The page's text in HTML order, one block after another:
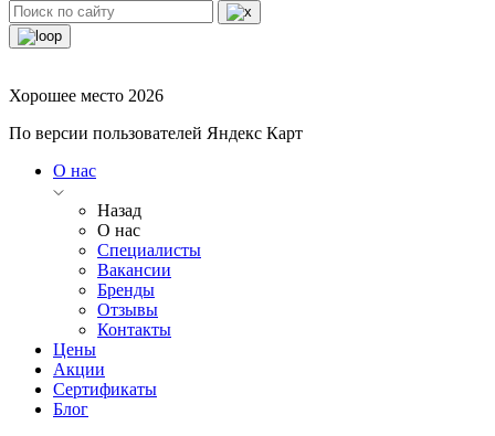
Хорошее место 2026
По версии пользователей Яндекс Карт
О нас
Назад
О нас
Специалисты
Вакансии
Бренды
Отзывы
Контакты
Цены
Акции
Сертификаты
Блог